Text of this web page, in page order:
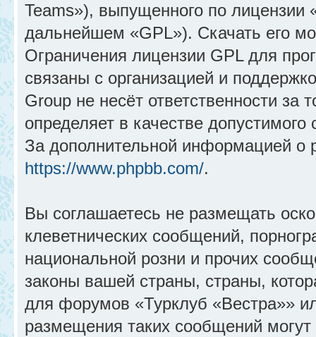
Teams»), выпущенного по лицензии
дальнейшем «GPL»). Скачать его
Ограничения лицензии GPL для
связаны с организацией и
Group не несёт ответственности
определяет в качестве
За дополнительной информацией о
https://www.phpbb.com/.
Вы соглашаетесь не размещать
клеветнических сообщений,
национальной розни и прочих
законы вашей страны, страны,
для форумов «Турклуб «Вестра»»
размещения таких сообщений